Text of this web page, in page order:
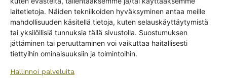
laitetietoja. Näiden tekniikoiden hyväksyminen antaa meille
mahdollisuuden käsitellä tietoja, kuten selauskäyttäytymistä
tai yksilöllisiä tunnuksia tällä sivustolla. Suostumuksen
jättäminen tai peruuttaminen voi vaikuttaa haitallisesti
tiettyihin ominaisuuksiin ja toimintoihin.
Hallinnoi palveluita
Get -5%
off?
Yes! I want the discount